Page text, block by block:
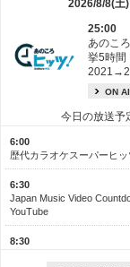
2026/8/8(土)
25:00
あのこ
挙5時間
ON
今日の放送予
6:00
歴代カラオケスーパーヒッ
6:30
Japan Music Video
YouTube
8:30